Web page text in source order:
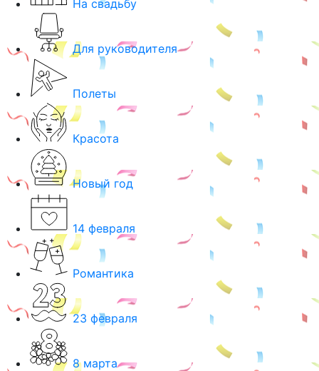
На свадьбу
Для руководителя
Полеты
Красота
Новый год
14 февраля
Романтика
23 февраля
8 марта